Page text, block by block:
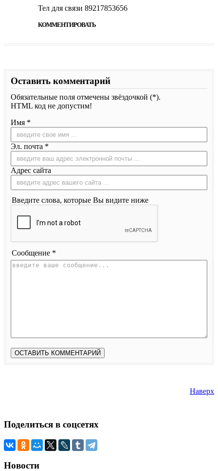
Тел для связи 89217853656
КОММЕНТИРОВАТЬ
Оставить комментарий
Обязательные поля отмечены звёздочкой (*).
HTML код не допустим!
Имя *
Эл. почта *
Адрес сайта
Введите слова, которые Вы видите ниже
Сообщение *
Наверх
Поделиться в соцсетях
Новости